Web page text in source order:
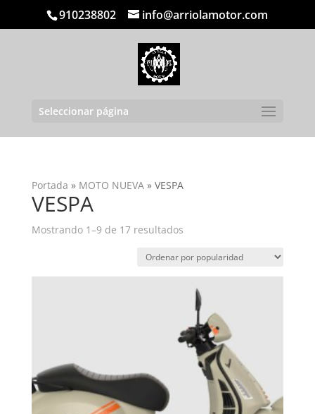
910238802 info@arriolamotor.com
Seleccionar página
Portada » MOTO NUEVA» VESPA
VESPA
Mostrando 1–9 de 17 resultadosOrdenado
popularidad